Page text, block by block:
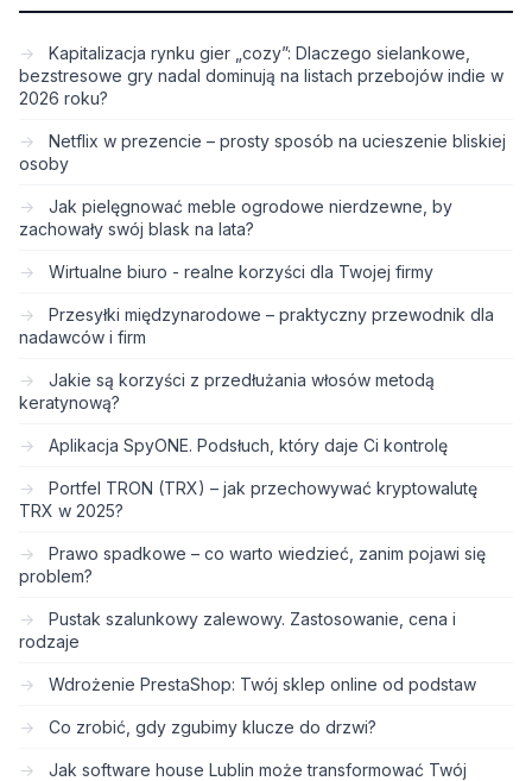
Kapitalizacja rynku gier „cozy”: Dlaczego sielankowe,
bezstresowe gry nadal dominują na listach przebojów indie w
2026 roku?
Netflix w prezencie – prosty sposób na ucieszenie bliskiej
osoby
Jak pielęgnować meble ogrodowe nierdzewne, by
zachowały swój blask na lata?
Wirtualne biuro - realne korzyści dla Twojej firmy
Przesyłki międzynarodowe – praktyczny przewodnik dla
nadawców i firm
Jakie są korzyści z przedłużania włosów metodą
keratynową?
Aplikacja SpyONE. Podsłuch, który daje Ci kontrolę
Portfel TRON (TRX) – jak przechowywać kryptowalutę
TRX w 2025?
Prawo spadkowe – co warto wiedzieć, zanim pojawi się
problem?
Pustak szalunkowy zalewowy. Zastosowanie, cena i
rodzaje
Wdrożenie PrestaShop: Twój sklep online od podstaw
Co zrobić, gdy zgubimy klucze do drzwi?
Jak software house Lublin może transformować Twój